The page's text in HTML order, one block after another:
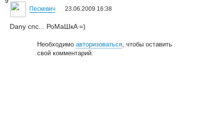
Пескевич 23.06.2009 16:38
Dany спс... РоМаШкA =)
Необходимоавторизоваться, чтобы оставить
свой комментарий.